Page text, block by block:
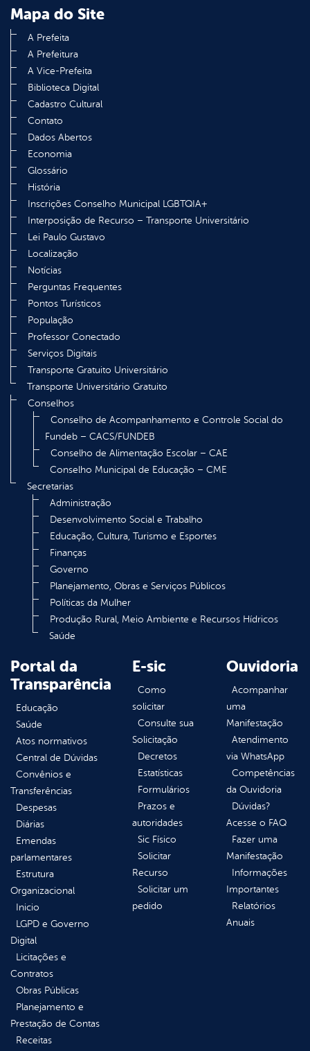
Mapa do Site
A Prefeita
A Prefeitura
A Vice-Prefeita
Biblioteca Digital
Cadastro Cultural
Contato
Dados Abertos
Economia
Glossário
História
Inscrições Conselho Municipal LGBTQIA+
Interposição de Recurso – Transporte Universitário
Lei Paulo Gustavo
Localização
Notícias
Perguntas Frequentes
Pontos Turísticos
População
Professor Conectado
Serviços Digitais
Transporte Gratuito Universitário
Transporte Universitário Gratuito
Conselhos
Conselho de Acompanhamento e Controle Social do
Fundeb – CACS/FUNDEB
Conselho de Alimentação Escolar – CAE
Conselho Municipal de Educação – CME
Secretarias
Administração
Desenvolvimento Social e Trabalho
Educação, Cultura, Turismo e Esportes
Finanças
Governo
Planejamento, Obras e Serviços Públicos
Políticas da Mulher
Produção Rural, Meio Ambiente e Recursos Hídricos
Saúde
Portal da
Transparência
Educação
Saúde
Atos normativos
Central de Dúvidas
Convênios e
Transferências
Despesas
Diárias
Emendas
parlamentares
Estrutura
Organizacional
Inicio
LGPD e Governo
Digital
Licitações e
Contratos
Obras Públicas
Planejamento e
Prestação de Contas
Receitas
E-sic
Como
solicitar
Consulte sua
Solicitação
Decretos
Estatísticas
Formulários
Prazos e
autoridades
Sic Físico
Solicitar
Recurso
Solicitar um
pedido
Ouvidoria
Acompanhar
uma
Manifestação
Atendimento
via WhatsApp
Competências
da Ouvidoria
Dúvidas?
Acesse o FAQ
Fazer uma
Manifestação
Informações
Importantes
Relatórios
Anuais